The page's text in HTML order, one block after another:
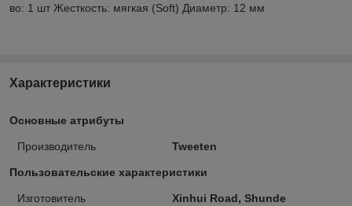
во: 1 шт Жесткость: мягкая (Soft) Диаметр: 12 мм
Характеристики
Основные атрибуты
Производитель Tweeten
Пользовательские характеристики
Изготовитель
Xinhui Road, Shunde